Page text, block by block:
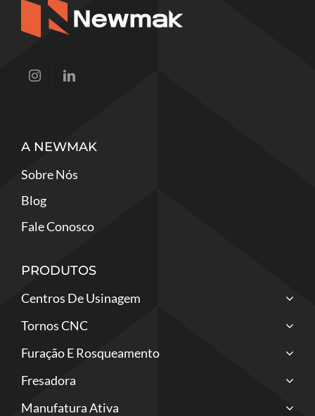
A NEWMAK
Sobre Nós
Blog
Fale Conosco
PRODUTOS
Centros De Usinagem
Tornos CNC
Furação E Rosqueamento
Fresadora
Manufatura Ativa